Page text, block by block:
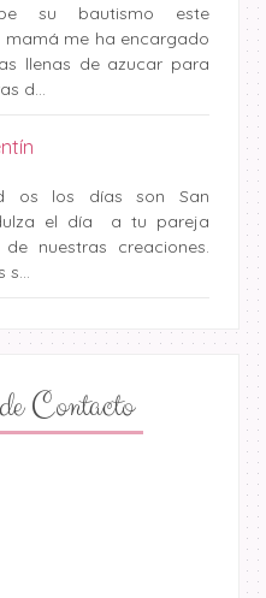
su bautismo este
me ha encargado
llenas de azucar para
d...
os los días son San
el día a tu pareja
nuestras creaciones.
s...
Contacto